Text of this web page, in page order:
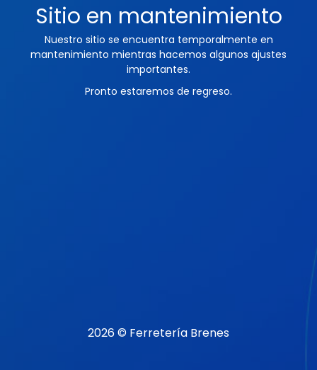
Sitio en mantenimiento
Nuestro sitio se encuentra temporalmente en
mantenimiento mientras hacemos algunos ajustes
importantes.
Pronto estaremos de regreso.
2026 © Ferretería Brenes